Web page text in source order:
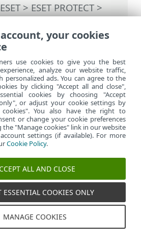
>ESET PROTECT>
PROTECT>ESET
principal >Tâches>
ordinateur de bureau
ESET
s
Gérer les témoins
Politique relative aux
your cookies
use cookies to give you the best
analyze our website traffic,
personalized ads. You can agree to the
by clicking "Accept all and close",
cookies by choosing "Accept
or adjust your cookie settings by
cookies". You also have the right to
or change your cookie preferences
the "Manage cookies" link in our website
settings (if available). For more
Cookie Policy.
ALL AND CLOSE
ESSENTIAL COOKIES ONLY
MANAGE COOKIES